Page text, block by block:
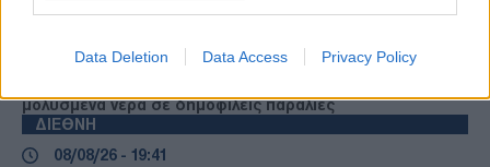
Data Deletion Data Access Privacy Policy
08/08/26 - 19:44
μολυσμένα νερά σε δημοφιλείς παραλίες
ΔΙΕΘΝΗ
08/08/26 - 19:41